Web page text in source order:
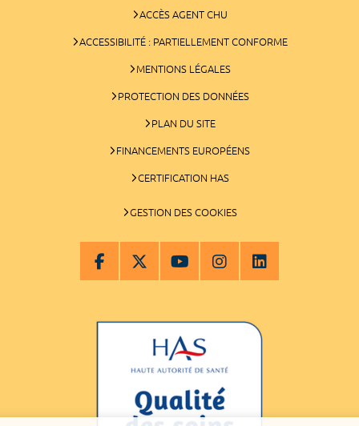
ACCÈS AGENT CHU
ACCESSIBILITÉ : PARTIELLEMENT CONFORME
MENTIONS LÉGALES
PROTECTION DES DONNÉES
PLAN DU SITE
FINANCEMENTS EUROPÉENS
CERTIFICATION HAS
GESTION DES COOKIES